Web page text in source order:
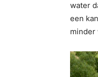
water
een
minder